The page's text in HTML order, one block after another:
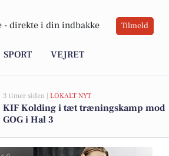
- direkte i din indbakke Tilmeld
SPORT VEJRET
3 timer siden | LOKALT NYT
KIF Kolding i tæt træningskamp mod
GOG i Hal 3